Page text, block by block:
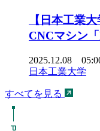
【日本工業
CNCマシン
2025.12.08
日本工業大学
すべてを見る